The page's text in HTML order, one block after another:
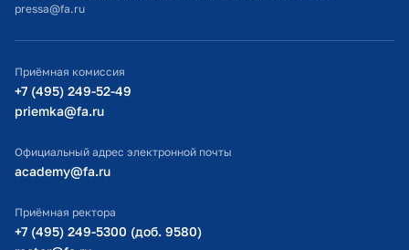
Официальный адрес электронной почты
Министерство просвещения РФ
Министерство науки и высшего образования РФ
pressa@fa.ru
Приёмная комиссия
+7 (495) 249-52-49
priemka@fa.ru
Официальный адрес электронной почты
academy@fa.ru
Приёмная ректора
+7 (495) 249-5300 (доб. 9580)